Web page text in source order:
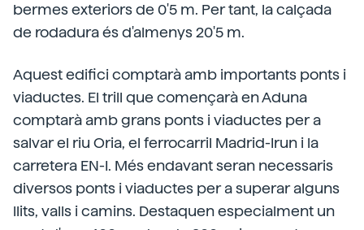
bermes exteriors de 0'5 m. Per tant, la calçada
de rodadura és d'almenys 20'5 m.
Aquest edifici comptarà amb importants ponts i
viaductes. El trill que començarà en Aduna
comptarà amb grans ponts i viaductes per a
salvar el riu Oria, el ferrocarril Madrid-Irun i la
carretera EN-I. Més endavant seran necessaris
diversos ponts i viaductes per a superar alguns
llits, valls i camins. Destaquen especialment un